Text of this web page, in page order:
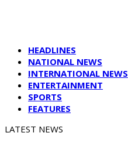
HEADLINES
NATIONAL NEWS
INTERNATIONAL NEWS
ENTERTAINMENT
SPORTS
FEATURES
LATEST NEWS